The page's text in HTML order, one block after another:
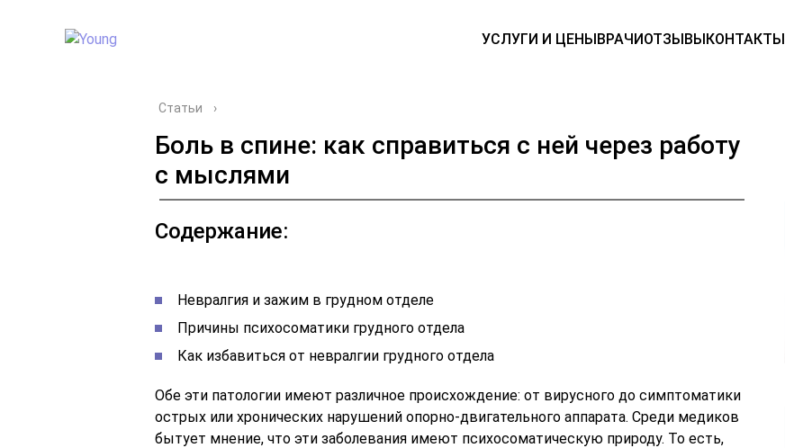
УСЛУГИ И ЦЕНЫВРАЧИОТЗЫВЫКОНТАКТЫ
Статьи ›
Боль в спине: как справиться с ней через работу
с мыслями
Содержание:
Невралгия и зажим в грудном отделе
Причины психосоматики грудного отдела
Как избавиться от невралгии грудного отдела
Обе эти патологии имеют различное происхождение: от вирусного до симптоматики
острых или хронических нарушений опорно-двигательного аппарата. Среди медиков
бытует мнение, что эти заболевания имеют психосоматическую природу. То есть,